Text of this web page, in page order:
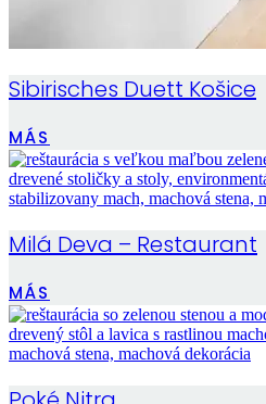
Sibirisches Duett Košice
MÁS
Milá Deva – Restaurant
MÁS